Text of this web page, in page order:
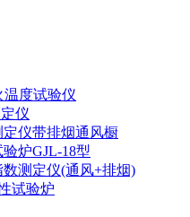
温度试验仪
仪
仪带排烟通风橱
炉GJL-18型
测定仪(通风+排烟)
试验炉